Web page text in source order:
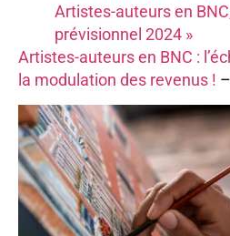
Artistes-auteurs en
prévisionnel 2024 »
Artistes-auteurs en BNC :
la modulation des revenus !